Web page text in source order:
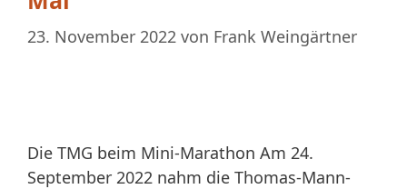
23. November 2022 von Frank Weingärtner
Die TMG beim Mini-Marathon Am 24.
September 2022 nahm die Thomas-Mann-